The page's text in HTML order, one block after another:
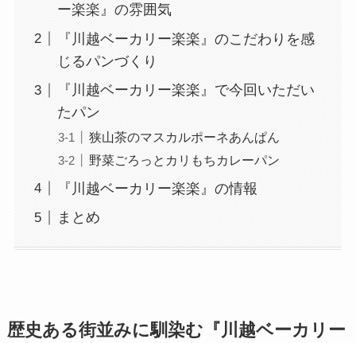
ー楽楽』の雰囲気
『川越ベーカリー楽楽』のこだわりを感
じるパンづくり
『川越ベーカリー楽楽』で今回いただい
たパン
狭山茶のマスカルポーネあんぱん
野菜ごろっとカリもちカレーパン
『川越ベーカリー楽楽』の情報
まとめ
歴史ある街並みに馴染む『川越ベーカリー